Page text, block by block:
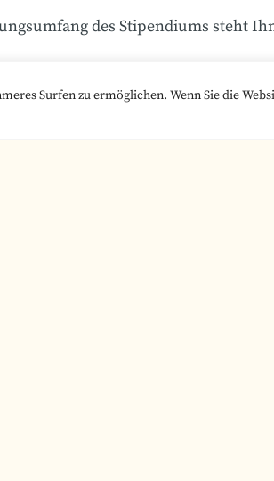
Surfen zu ermöglichen. Wenn Sie die
des Stipendiums steht